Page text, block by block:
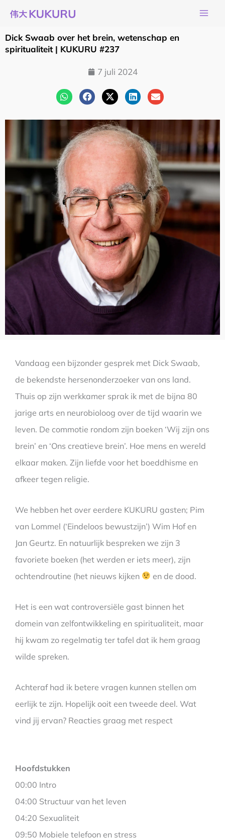
naar
de
inhoud
Dick Swaab over het brein, wetenschap en
spiritualiteit | KUKURU #237
7 juli 2024
Vandaag een bijzonder gesprek met Dick Swaab,
de bekendste hersenonderzoeker van ons land.
Thuis op zijn werkkamer sprak ik met de bijna 80
jarige arts en neurobioloog over de tijd waarin we
leven. De commotie rondom zijn boeken ‘Wij zijn ons
brein’ en ‘Ons creatieve brein’. Hoe mens en wereld
elkaar maken. Zijn liefde voor het boeddhisme en
afkeer tegen religie.
We hebben het over eerdere KUKURU gasten; Pim
van Lommel (‘Eindeloos bewustzijn’) Wim Hof en
Jan Geurtz. En natuurlijk bespreken we zijn 3
favoriete boeken (het werden er iets meer), zijn
ochtendroutine (het nieuws kijken
en de dood.
Het is een wat controversiële gast binnen het
domein van zelfontwikkeling en spiritualiteit, maar
hij kwam zo regelmatig ter tafel dat ik hem graag
wilde spreken.
Achteraf had ik betere vragen kunnen stellen om
eerlijk te zijn. Hopelijk ooit een tweede deel. Wat
vind jij ervan? Reacties graag met respect
Hoofdstukken
00:00 Intro
04:00 Structuur van het leven
04:20 Sexualiteit
09:50 Mobiele telefoon en stress